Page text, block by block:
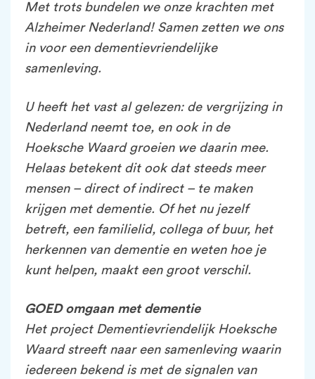
Met trots bundelen we onze krachten met
Alzheimer Nederland! Samen zetten we ons
in voor een dementievriendelijke
samenleving.
U heeft het vast al gelezen: de vergrijzing in
Nederland neemt toe, en ook in de
Hoeksche Waard groeien we daarin mee.
Helaas betekent dit ook dat steeds meer
mensen – direct of indirect – te maken
krijgen met dementie. Of het nu jezelf
betreft, een familielid, collega of buur, het
herkennen van dementie en weten hoe je
kunt helpen, maakt een groot verschil.
GOED omgaan met dementie
Het project Dementievriendelijk Hoeksche
Waard streeft naar een samenleving waarin
iedereen bekend is met de signalen van